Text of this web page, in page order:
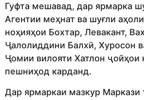
Гуфта мешавад, дар ярмарка
Агентии меҳнат ва шуғли
ноҳияҳои Бохтар, Левакант,
Ҷалолиддини Балхӣ, Хуросон
Ҷомии вилояти Хатлон ҷойҳои
пешниҳод карданд.
Дар ярмаркаи мазкур Маркази